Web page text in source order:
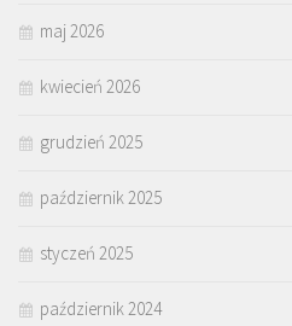
maj 2026
kwiecień 2026
grudzień 2025
październik 2025
styczeń 2025
październik 2024